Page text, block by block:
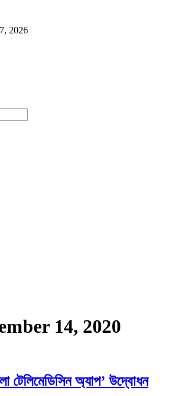
2026
14, 2020
টেলিমেডিসিন অ্যাপ’ উদ্বোধন